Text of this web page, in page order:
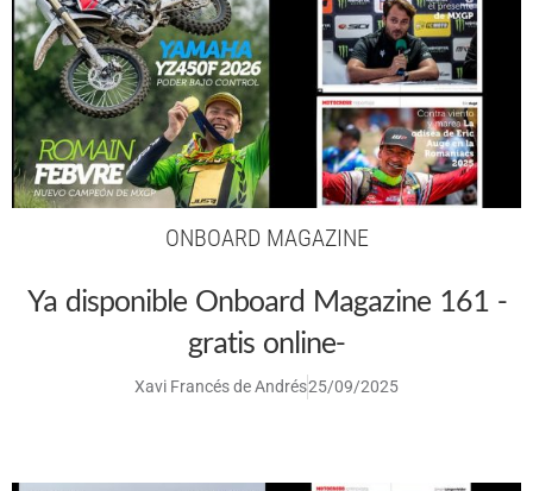
ONBOARD MAGAZINE
Ya disponible Onboard Magazine 161 -
gratis online-
Xavi Francés de Andrés25/09/2025